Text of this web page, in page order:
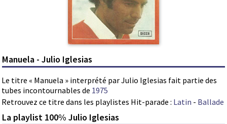
Manuela - Julio Iglesias
Le titre « Manuela » interprété par Julio Iglesias fait partie des
tubes incontournables de 1975
Retrouvez ce titre dans les playlistes Hit-parade : Latin - Ballade
La playlist 100% Julio Iglesias